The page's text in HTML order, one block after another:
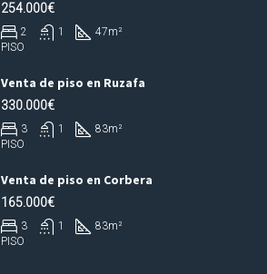
254.000€
2 1 47m²
PISO
Venta de piso en Ruzafa
330.000€
3 1 83m²
PISO
Venta de piso en Corbera
165.000€
3 1 83m²
PISO